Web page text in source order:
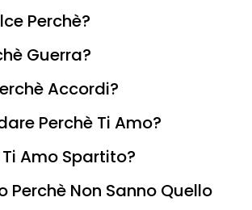
Perchè?
Guerra?
Accordi?
Perchè Ti Amo?
Amo Spartito?
Perchè Non Sanno Quello